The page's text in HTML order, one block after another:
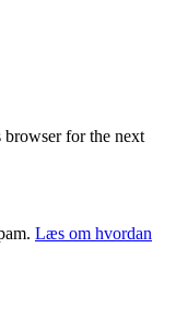
browser for the next
Læs om hvordan